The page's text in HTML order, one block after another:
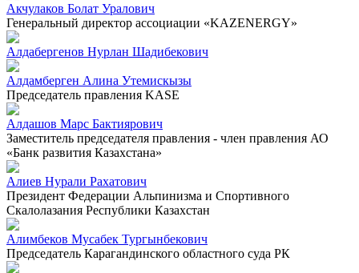
Акчулаков Болат Уралович
Генеральный директор ассоциации «KAZENERGY»
Алдабергенов Нурлан Шадибекович
Алдамберген Алина Утемискызы
Председатель правления KASE
Алдашов Марс Бактиярович
Заместитель председателя правления - член правления АО
«Банк развития Казахстана»
Алиев Нурали Рахатович
Президент Федерации Альпинизма и Спортивного
Скалолазания Республики Казахстан
Алимбеков Мусабек Тургынбекович
Председатель Карагандинского областного суда РК